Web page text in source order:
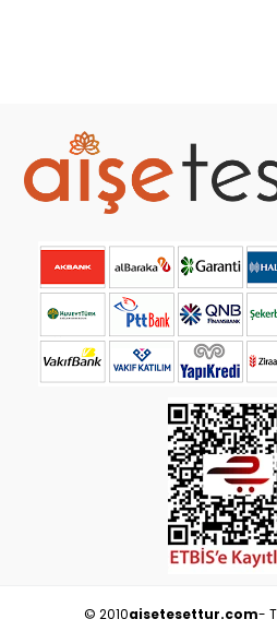
© 2010aisetesettur.com-